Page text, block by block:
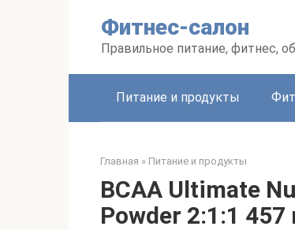
Фитнес-салон
Правильное питание, фитнес,
Питание и продукты
Главная » Питание и продукты
BCAA Ultimate
Powder 2:1:1 457